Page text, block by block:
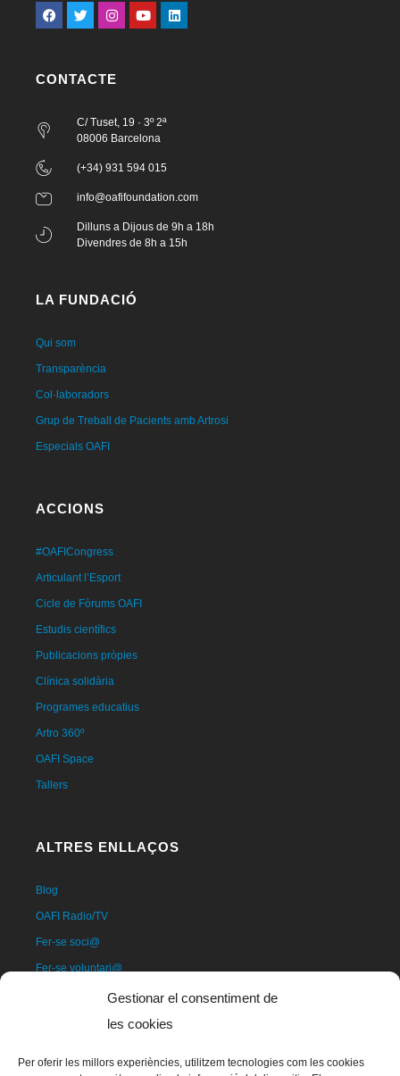
Gestionar el consentiment de
les cookies
Per oferir les millors experiències, utilitzem tecnologies com les cookies
CONTACTE
C/ Tuset, 19 · 3º 2ª
08006 Barcelona
(+34) 931 594 015
info@oafifoundation.com
Dilluns a Dijous de 9h a 18h
Divendres de 8h a 15h
LA FUNDACIÓ
Qui som
Transparència
Col·laboradors
Grup de Treball de Pacients amb Artrosi
Especials OAFI
ACCIONS
#OAFICongress
Articulant l’Esport
Cicle de Fòrums OAFI
Estudis científics
Publicacions pròpies
Clínica solidària
Programes educatius
Artro 360º
OAFI Space
Tallers
ALTRES ENLLAÇOS
Blog
OAFI Radio/TV
Fer-se soci@
Fer-se voluntari@